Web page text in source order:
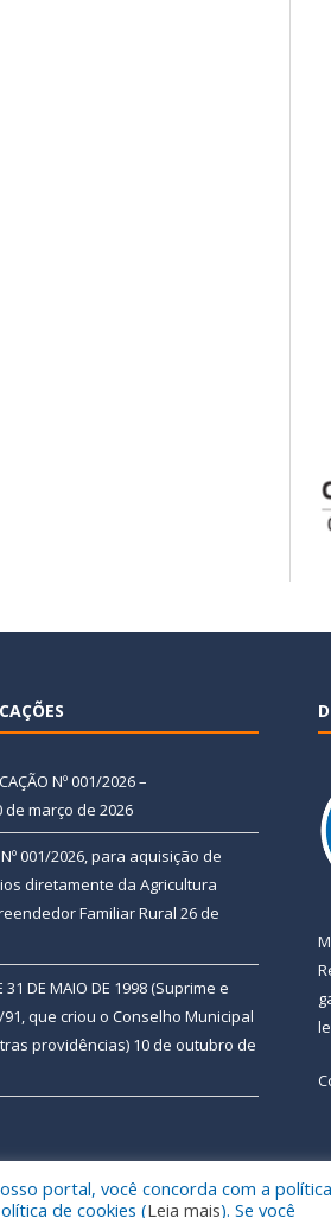
Nº 001/2026 –
de março de 2026
001/2026, para aquisição de
diretamente da Agricultura
Familiar Rural 26 de
31 DE MAIO DE 1998 (Suprime e
91, que criou o Conselho Municipal
providências) 10 de outubro de
Mapa do Site
portal, você concorda com a
de cookies (Leia mais). Se você